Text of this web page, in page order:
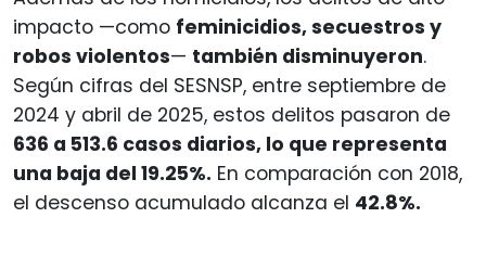
impacto —como feminicidios, secuestros y
robos violentos— también disminuyeron.
Según cifras del SESNSP, entre septiembre de
2024 y abril de 2025, estos delitos pasaron de
636 a 513.6 casos diarios, lo que representa
una baja del 19.25%. En comparación con 2018,
el descenso acumulado alcanza el 42.8%.